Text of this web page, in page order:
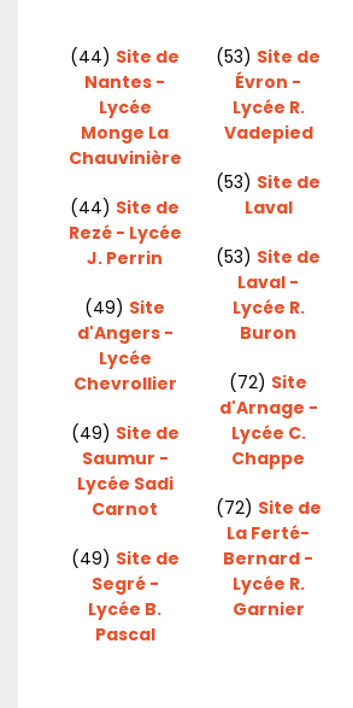
(44) Site de
Nantes -
Lycée
Monge La
Chauvinière
(44) Site de
Rezé - Lycée
J. Perrin
(49) Site
d'Angers -
Lycée
Chevrollier
(49) Site de
Saumur -
Lycée Sadi
Carnot
(49) Site de
Segré -
Lycée B.
Pascal
(53) Site de
Évron -
Lycée R.
Vadepied
(53) Site de
Laval
(53) Site de
Laval -
Lycée R.
Buron
(72) Site
d'Arnage -
Lycée C.
Chappe
(72) Site de
La Ferté-
Bernard -
Lycée R.
Garnier